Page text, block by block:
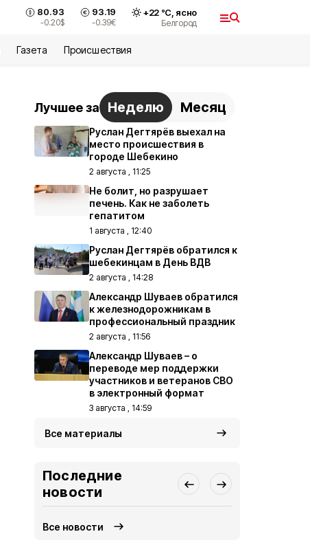
80.93
-0.20$
93.19
-0.39€
+22°С, ясно
Белгород
Газета Происшествия
Лучшее за Неделю Месяц
Руслан Дегтярёв выехал на
место происшествия в
городе Шебекино
2 августа , 11:25
Не болит, но разрушает
печень. Как не заболеть
гепатитом
1 августа , 12:40
Руслан Дегтярёв обратился к
шебекинцам в День ВДВ
2 августа , 14:28
Александр Шуваев обратился
к железнодорожникам в
профессиональный праздник
2 августа , 11:56
Александр Шуваев – о
переводе мер поддержки
участников и ветеранов СВО
в электронный формат
3 августа , 14:59
Все материалы
Последние
новости
Все новости